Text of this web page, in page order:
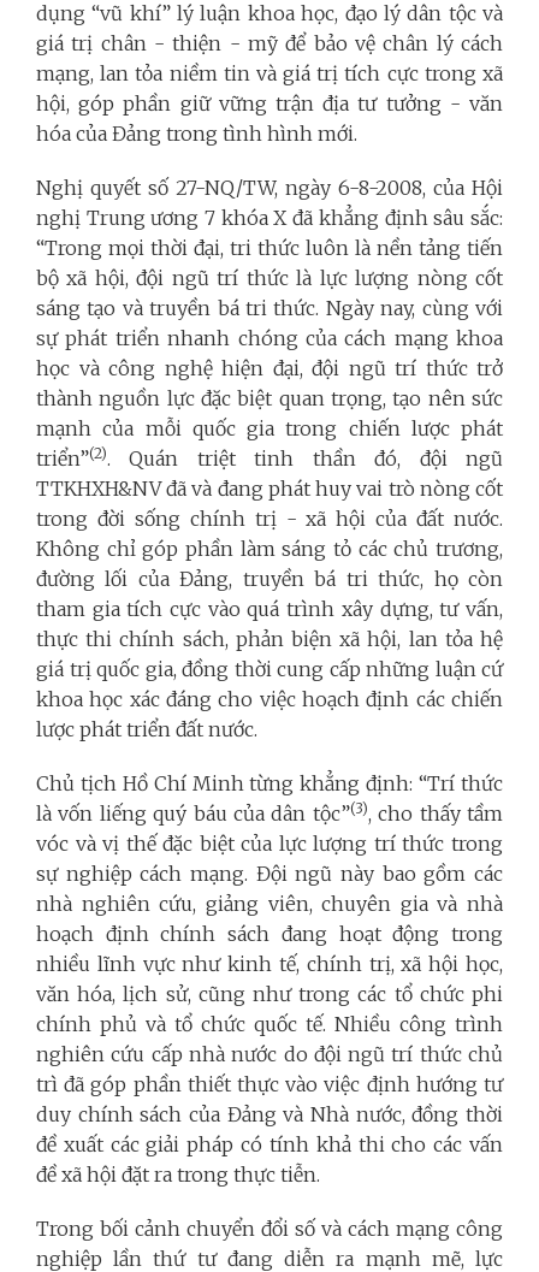
dụng “vũ khí” lý luận khoa học, đạo lý dân tộc và
giá trị chân - thiện - mỹ để bảo vệ chân lý cách
mạng, lan tỏa niềm tin và giá trị tích cực trong xã
hội, góp phần giữ vững trận địa tư tưởng - văn
hóa của Đảng trong tình hình mới.
Nghị quyết số 27-NQ/TW, ngày 6-8-2008, của Hội
nghị Trung ương 7 khóa X đã khẳng định sâu sắc:
“Trong mọi thời đại, tri thức luôn là nền tảng tiến
bộ xã hội, đội ngũ trí thức là lực lượng nòng cốt
sáng tạo và truyền bá tri thức. Ngày nay, cùng với
sự phát triển nhanh chóng của cách mạng khoa
học và công nghệ hiện đại, đội ngũ trí thức trở
thành nguồn lực đặc biệt quan trọng, tạo nên sức
mạnh của mỗi quốc gia trong chiến lược phát
triển”(2). Quán triệt tinh thần đó, đội ngũ
TTKHXH&NV đã và đang phát huy vai trò nòng cốt
trong đời sống chính trị - xã hội của đất nước.
Không chỉ góp phần làm sáng tỏ các chủ trương,
đường lối của Đảng, truyền bá tri thức, họ còn
tham gia tích cực vào quá trình xây dựng, tư vấn,
thực thi chính sách, phản biện xã hội, lan tỏa hệ
giá trị quốc gia, đồng thời cung cấp những luận cứ
khoa học xác đáng cho việc hoạch định các chiến
lược phát triển đất nước.
Chủ tịch Hồ Chí Minh từng khẳng định: “Trí thức
là vốn liếng quý báu của dân tộc”(3), cho thấy tầm
vóc và vị thế đặc biệt của lực lượng trí thức trong
sự nghiệp cách mạng. Đội ngũ này bao gồm các
nhà nghiên cứu, giảng viên, chuyên gia và nhà
hoạch định chính sách đang hoạt động trong
nhiều lĩnh vực như kinh tế, chính trị, xã hội học,
văn hóa, lịch sử, cũng như trong các tổ chức phi
chính phủ và tổ chức quốc tế. Nhiều công trình
nghiên cứu cấp nhà nước do đội ngũ trí thức chủ
trì đã góp phần thiết thực vào việc định hướng tư
duy chính sách của Đảng và Nhà nước, đồng thời
đề xuất các giải pháp có tính khả thi cho các vấn
đề xã hội đặt ra trong thực tiễn.
Trong bối cảnh chuyển đổi số và cách mạng công
nghiệp lần thứ tư đang diễn ra mạnh mẽ, lực